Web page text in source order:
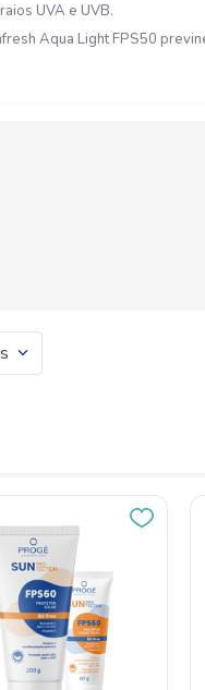
UVA e UVB.
Aqua Light FPS50